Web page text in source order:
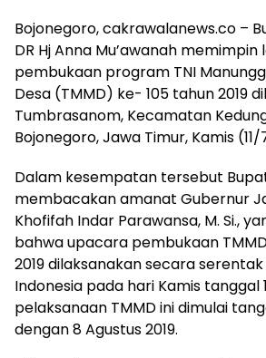
Bojonegoro, cakrawalanews.co –
DR Hj Anna Mu’awanah
pembukaan program TNI
Desa (TMMD) ke- 105 tahun 2019
Tumbrasanom, Kecamatan
Bojonegoro, Jawa Timur, Kamis (11/
Dalam kesempatan tersebut
membacakan amanat Gubernur
Khofifah Indar Parawansa, M. Si.,
bahwa upacara pembukaan
2019 dilaksanakan secara
Indonesia pada hari Kamis tanggal
pelaksanaan TMMD ini dimulai
dengan 8 Agustus 2019.